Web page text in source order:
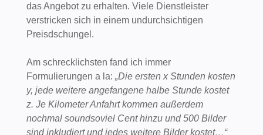
das Angebot zu erhalten. Viele Dienstleister
verstricken sich in einem undurchsichtigen
Preisdschungel.
Am schrecklichsten fand ich immer
Formulierungen a la: „Die ersten x Stunden kosten
y, jede weitere angefangene halbe Stunde kostet
z. Je Kilometer Anfahrt kommen außerdem
nochmal soundsoviel Cent hinzu und 500 Bilder
sind inkludiert und jedes weitere Bilder kostet…“